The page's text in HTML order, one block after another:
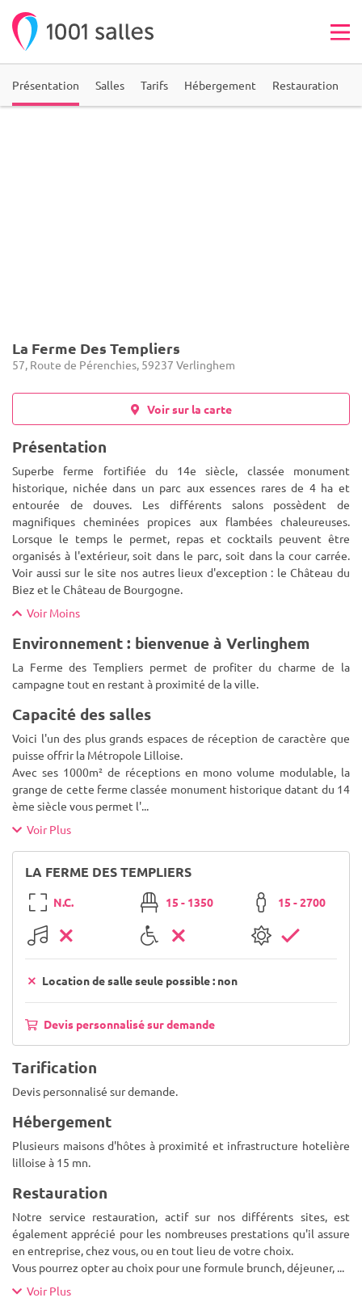
Présentation Salles Tarifs Hébergement Restauration
La Ferme Des Templiers
57, Route de Pérenchies, 59237 Verlinghem
Voir sur la carte
Présentation
Superbe ferme fortifiée du 14e siècle, classée monument
historique, nichée dans un parc aux essences rares de 4 ha et
entourée de douves. Les différents salons possèdent de
magnifiques cheminées propices aux flambées chaleureuses.
Lorsque le temps le permet, repas et cocktails peuvent être
organisés à l'extérieur, soit dans le parc, soit dans la cour carrée.
Voir aussi sur le site nos autres lieux d'exception : le Château du
Biez et le Château de Bourgogne.
Voir Moins
Environnement : bienvenue à Verlinghem
La Ferme des Templiers permet de profiter du charme de la
campagne tout en restant à proximité de la ville.
Capacité des salles
Voici l'un des plus grands espaces de réception de caractère que
puisse offrir la Métropole Lilloise.
Avec ses 1000m² de réceptions en mono volume modulable, la
grange de cette ferme classée monument historique datant du 14
ème siècle vous permet l'...
Voir Plus
LA FERME DES TEMPLIERS
N.C. 15 - 1350 15 - 2700
Location de salle seule possible : non
Devis personnalisé sur demande
Tarification
Devis personnalisé sur demande.
Hébergement
Plusieurs maisons d'hôtes à proximité et infrastructure hotelière
lilloise à 15 mn.
Restauration
Notre service restauration, actif sur nos différents sites, est
également apprécié pour les nombreuses prestations qu'il assure
en entreprise, chez vous, ou en tout lieu de votre choix.
Vous pourrez opter au choix pour une formule brunch, déjeuner, ...
Voir Plus